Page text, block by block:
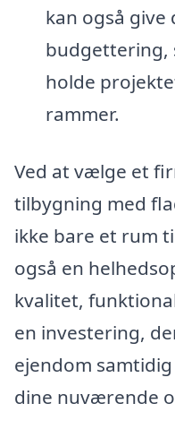
kan også
budgettering,
holde
rammer.
Ved at vælge et
tilbygning med
ikke bare et rum
også en
kvalitet,
en investering,
ejendom
dine nuværende